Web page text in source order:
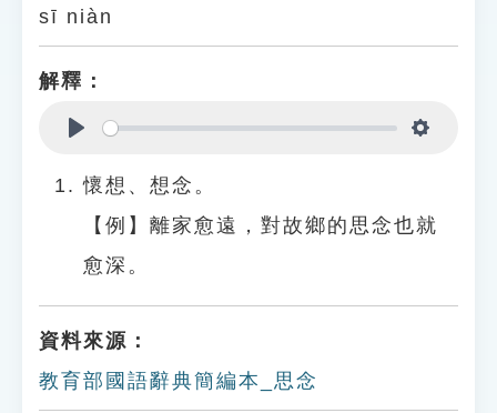
貓頭鷹博士
sī niàn
解釋：
懷想、想念。
【例】離家愈遠，對故鄉的思念也就
愈深。
資料來源：
教育部國語辭典簡編本_思念